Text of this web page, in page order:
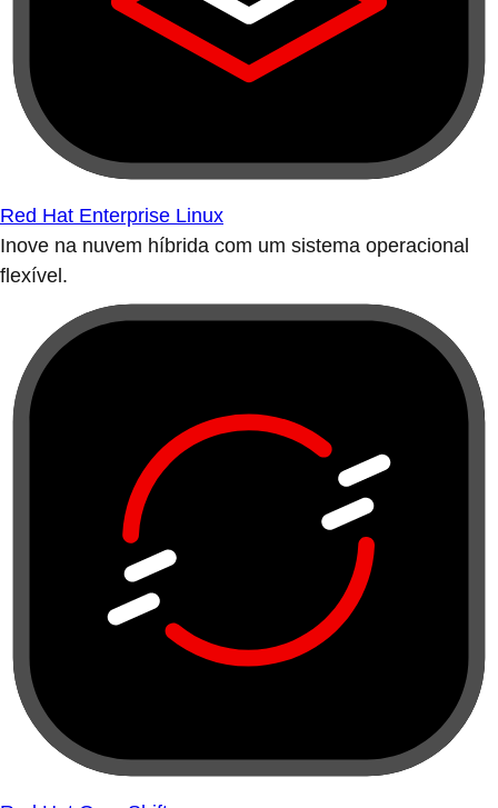
Red Hat Enterprise Linux
Inove na nuvem híbrida com um sistema operacional
flexível.